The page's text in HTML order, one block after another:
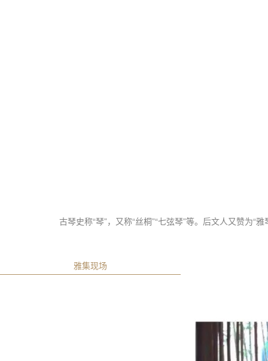
古琴史称“琴”，又称“丝桐”“七弦琴”等。后文人又赞为
雅集现场